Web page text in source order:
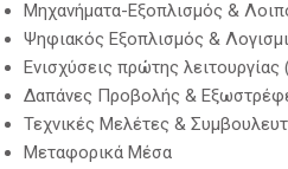
Μηχανήματα-Εξοπλισμός &
Ψηφιακός Εξοπλισμός &
Ενισχύσεις πρώτης
Δαπάνες Προβολής &
Τεχνικές Μελέτες &
Μεταφορικά Μέσα